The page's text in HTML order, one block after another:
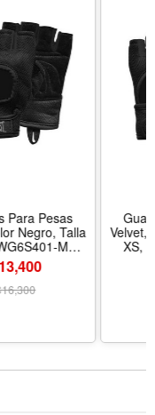
Para Pesas
Negro, Talla
M
16,300
Velvet,
XS,